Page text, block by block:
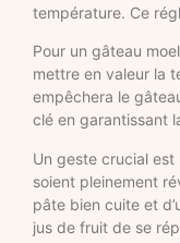
température. Ce
Pour un gâteau
mettre en valeur la
empêchera le
clé en garantissant
Un geste crucial
soient pleinement
pâte bien cuite et
jus de fruit de se